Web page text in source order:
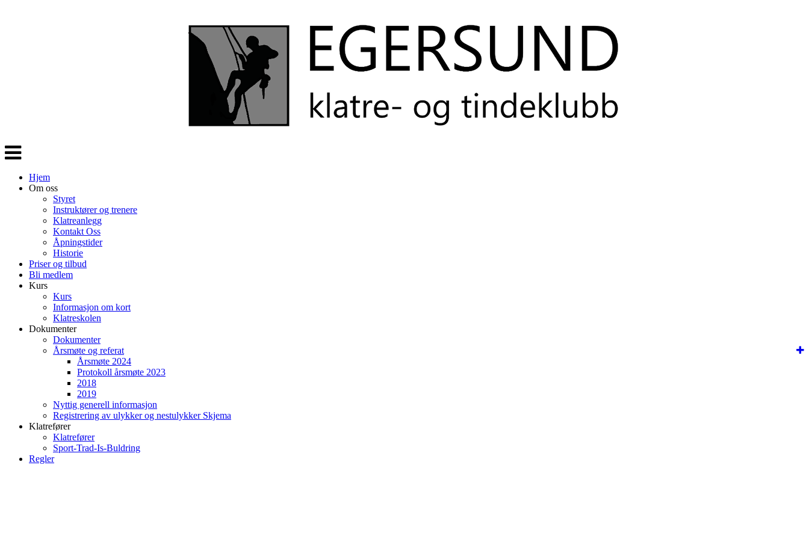
Veksle
navigasjon
Hjem
Om oss
Styret
Instruktører og trenere
Klatreanlegg
Kontakt Oss
Åpningstider
Historie
Priser og tilbud
Bli medlem
Kurs
Kurs
Informasjon om kort
Klatreskolen
Dokumenter
Dokumenter
Årsmøte og referat
Årsmøte 2024
Protokoll årsmøte 2023
2018
2019
Nyttig generell informasjon
Registrering av ulykker og nestulykker Skjema
Klatrefører
Klatrefører
Sport-Trad-Is-Buldring
Regler